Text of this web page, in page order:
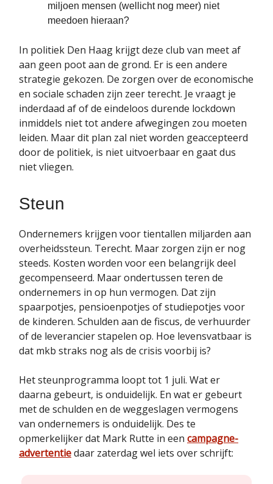
miljoen mensen (wellicht nog meer) niet
meedoen hieraan?
In politiek Den Haag krijgt deze club van meet af
aan geen poot aan de grond. Er is een andere
strategie gekozen. De zorgen over de economische
en sociale schaden zijn zeer terecht. Je vraagt je
inderdaad af of de eindeloos durende lockdown
inmiddels niet tot andere afwegingen zou moeten
leiden. Maar dit plan zal niet worden geaccepteerd
door de politiek, is niet uitvoerbaar en gaat dus
niet vliegen.
Steun
Ondernemers krijgen voor tientallen miljarden aan
overheidssteun. Terecht. Maar zorgen zijn er nog
steeds. Kosten worden voor een belangrijk deel
gecompenseerd. Maar ondertussen teren de
ondernemers in op hun vermogen. Dat zijn
spaarpotjes, pensioenpotjes of studiepotjes voor
de kinderen. Schulden aan de fiscus, de verhuurder
of de leverancier stapelen op. Hoe levensvatbaar is
dat mkb straks nog als de crisis voorbij is?
Het steunprogramma loopt tot 1 juli. Wat er
daarna gebeurt, is onduidelijk. En wat er gebeurt
met de schulden en de weggeslagen vermogens
van ondernemers is onduidelijk. Des te
opmerkelijker dat Mark Rutte in een campagne-
advertentiedaar zaterdag wel iets over schrijft: